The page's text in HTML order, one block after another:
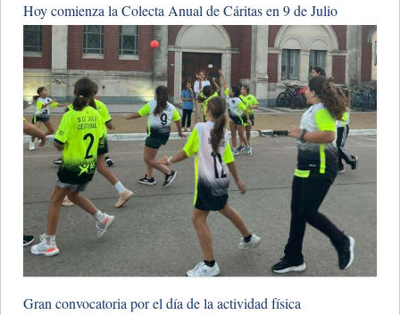
Hoy comienza la Colecta Anual de Cáritas en 9 de Julio
Gran convocatoria por el día de la actividad física